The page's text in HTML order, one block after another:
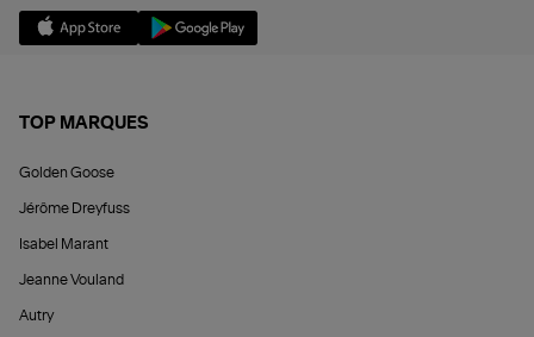
TOP MARQUES
Golden Goose
Jérôme Dreyfuss
Isabel Marant
Jeanne Vouland
Autry